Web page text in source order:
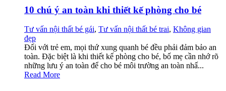
10 chú ý an toàn khi thiết kế phòng cho bé
Tư vấn nội thất bé gái, Tư vấn nội thất bé trai, Không gian
đẹp
Đối với trẻ em, mọi thứ xung quanh bé đều phải đảm bảo an
toàn. Đặc biệt là khi thiết kế phòng cho bé, bố mẹ cần nhớ rõ
những lưu ý an toàn để cho bé môi trường an toàn nhấ...
Read More